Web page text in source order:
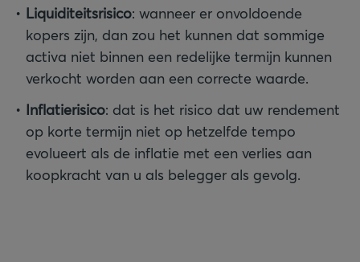
Liquiditeitsrisico: wanneer er onvoldoende
kopers zijn, dan zou het kunnen dat sommige
activa niet binnen een redelijke termijn kunnen
verkocht worden aan een correcte waarde.
Inflatierisico: dat is het risico dat uw rendement
op korte termijn niet op hetzelfde tempo
evolueert als de inflatie met een verlies aan
koopkracht van u als belegger als gevolg.